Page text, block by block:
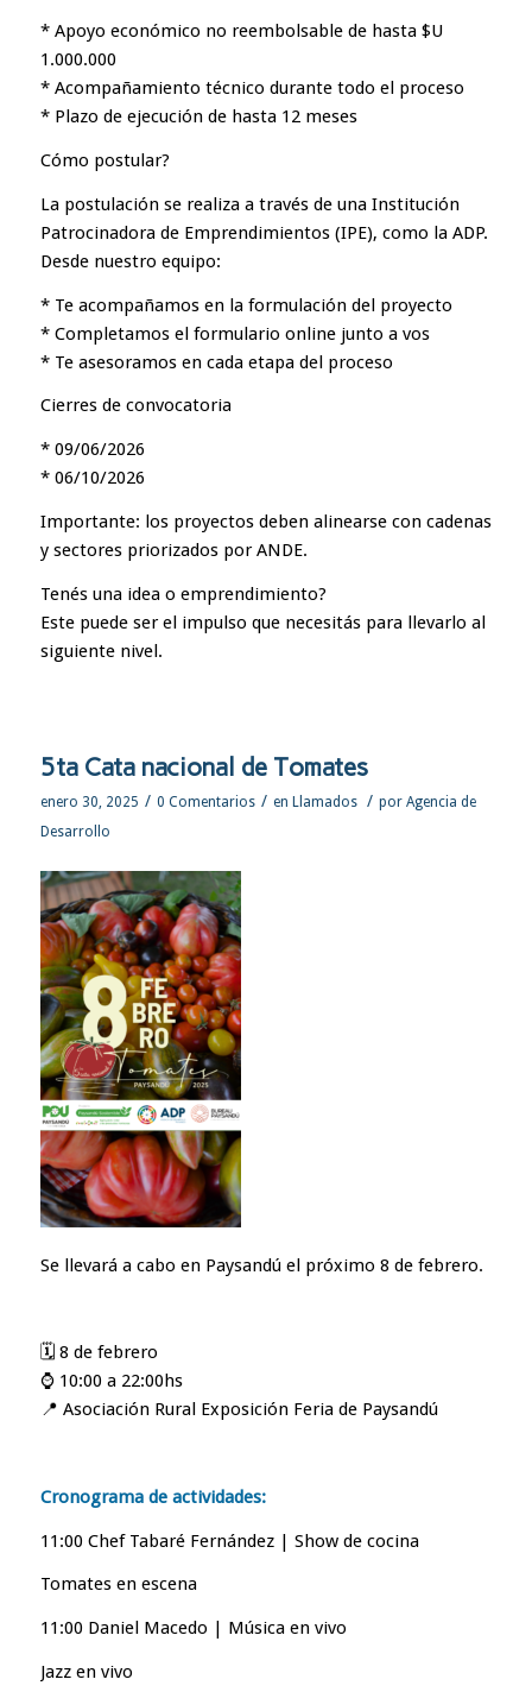
* Apoyo económico no reembolsable de hasta $U
1.000.000
* Acompañamiento técnico durante todo el proceso
* Plazo de ejecución de hasta 12 meses
Cómo postular?
La postulación se realiza a través de una Institución
Patrocinadora de Emprendimientos (IPE), como la ADP.
Desde nuestro equipo:
* Te acompañamos en la formulación del proyecto
* Completamos el formulario online junto a vos
* Te asesoramos en cada etapa del proceso
Cierres de convocatoria
* 09/06/2026
* 06/10/2026
Importante: los proyectos deben alinearse con cadenas
y sectores priorizados por ANDE.
Tenés una idea o emprendimiento?
Este puede ser el impulso que necesitás para llevarlo al
siguiente nivel.
5ta Cata nacional de Tomates
enero 30, 2025 / 0 Comentarios / en Llamados / por Agencia de
Desarrollo
Se llevará a cabo en Paysandú el próximo 8 de febrero.
🗓️ 8 de febrero
⌚ 10:00 a 22:00hs
📍 Asociación Rural Exposición Feria de Paysandú
Cronograma de actividades:
11:00 Chef Tabaré Fernández | Show de cocina
Tomates en escena
11:00 Daniel Macedo | Música en vivo
Jazz en vivo